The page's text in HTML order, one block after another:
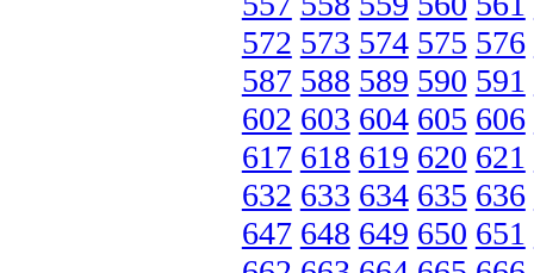
572 573 574 575 576
587 588 589 590 591
602 603 604 605 606
617 618 619 620 621
632 633 634 635 636
647 648 649 650 651